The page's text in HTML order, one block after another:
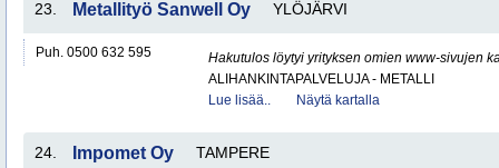
23. Metallityö Sanwell Oy YLÖJÄRVI
Puh. 0500 632 595
Hakutulos löytyi yrityksen omien www-sivujen
ALIHANKINTAPALVELUJA - METALLI
Lue lisää..
Näytä kartalla
24. Impomet Oy TAMPERE